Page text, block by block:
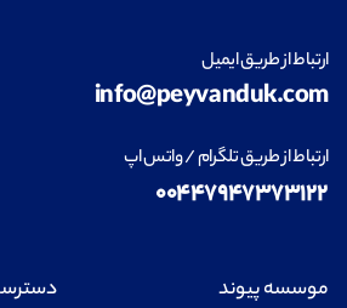
ارتباط از طریق ایمیل
info@peyvanduk.com
ارتباط از طریق تلگرام / واتس اپ
۰۰۴۴۷۹۴۷۳۷۳۱۲۲
موسسه پیوند